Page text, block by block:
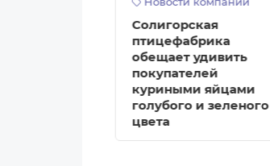
Солигорская
птицефабрика
обещает удивить
покупателей
куриными яйцами
голубого и зеленого
цвета